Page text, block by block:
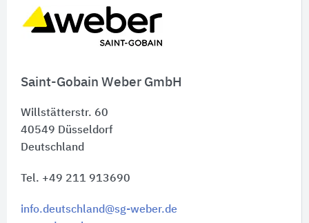
Saint-Gobain Weber GmbH
Willstätterstr. 60
40549 Düsseldorf
Deutschland
Tel. +49 211 913690
info.deutschland@sg-weber.de
Schnelleinstiege